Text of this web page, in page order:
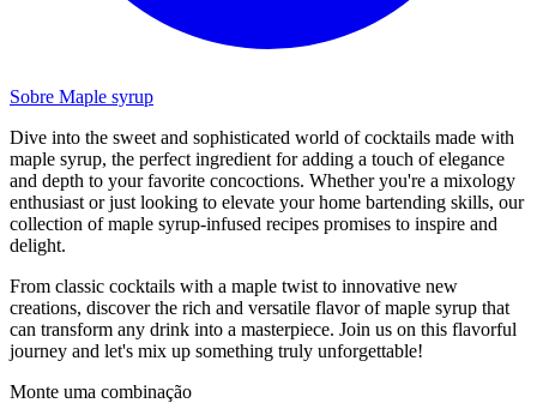
Sobre Maple syrup
Dive into the sweet and sophisticated world of cocktails made with
maple syrup, the perfect ingredient for adding a touch of elegance
and depth to your favorite concoctions. Whether you're a mixology
enthusiast or just looking to elevate your home bartending skills, our
collection of maple syrup-infused recipes promises to inspire and
delight.
From classic cocktails with a maple twist to innovative new
creations, discover the rich and versatile flavor of maple syrup that
can transform any drink into a masterpiece. Join us on this flavorful
journey and let's mix up something truly unforgettable!
Monte uma combinação